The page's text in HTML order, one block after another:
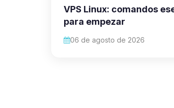
VPS Linux: comandos
para empezar
06 de agosto de 2026